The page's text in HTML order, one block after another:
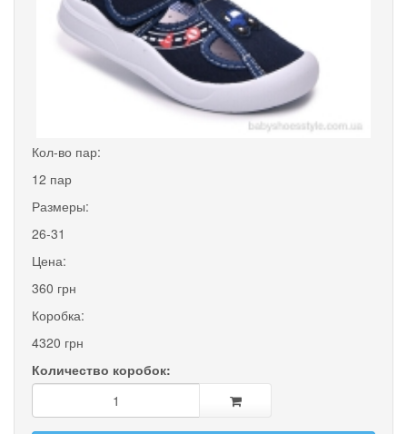
Кол-во пар:
12 пар
Размеры:
26-31
Цена:
360 грн
Коробка:
4320 грн
Количество коробок: